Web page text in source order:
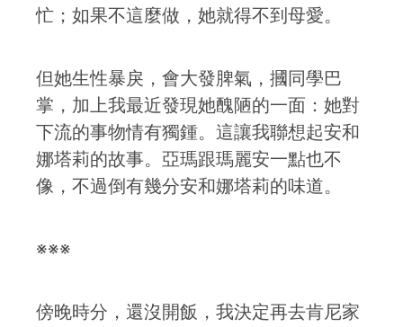
忙；如果不這麼做，她就得不到母愛。
但她生性暴戾，會大發脾氣，摑同學巴
掌，加上我最近發現她醜陋的一面：她對
下流的事物情有獨鍾。這讓我聯想起安和
娜塔莉的故事。亞瑪跟瑪麗安一點也不
像，不過倒有幾分安和娜塔莉的味道。
※※※
傍晚時分，還沒開飯，我決定再去肯尼家